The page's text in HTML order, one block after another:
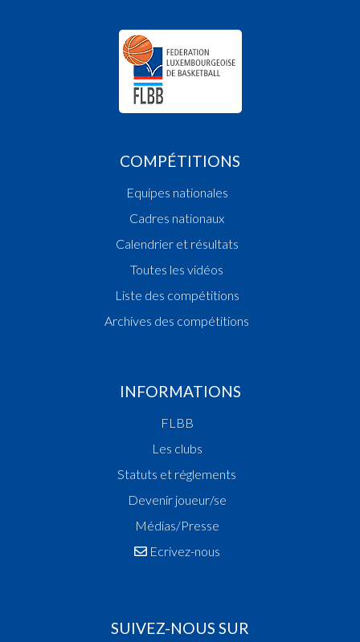
COMPÉTITIONS
Equipes nationales
Cadres nationaux
Calendrier et résultats
Toutes les vidéos
Liste des compétitions
Archives des compétitions
INFORMATIONS
FLBB
Les clubs
Statuts et réglements
Devenir joueur/se
Médias/Presse
Ecrivez-nous
SUIVEZ-NOUS SUR